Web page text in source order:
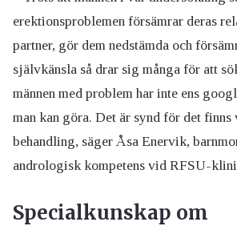
erektionsproblemen försämrar deras
partner, gör dem nedstämda och
självkänsla så drar sig många för att
männen med problem har inte ens
man kan göra. Det är synd för det
behandling, säger Åsa Enervik,
andrologisk kompetens vid RFSU-
Specialkunskap om